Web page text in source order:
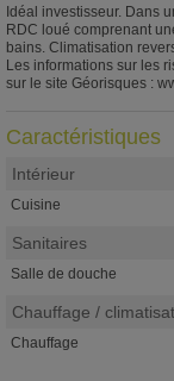
Idéal investisseur. Dans
RDC loué comprenant
bains. Climatisation
Les informations sur les
sur le site Géorisques :
Caractéristiques
Intérieur
Cuisine
Sanitaires
Salle de douche
Chauffage /
Chauffage